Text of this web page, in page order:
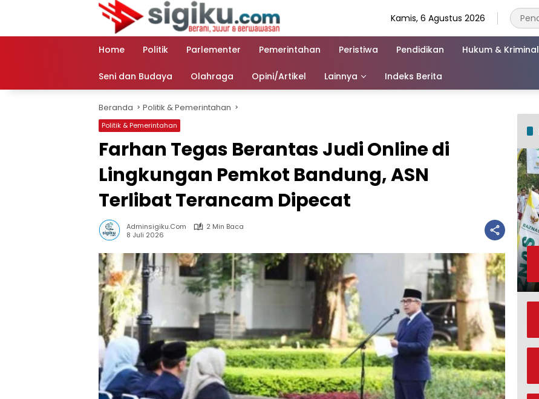
Kamis, 6 Agustus 2026
Home Politik Parlementer Pemerintahan Peristiwa Pendidikan Hukum & Kriminal
Seni dan Budaya Olahraga Opini/Artikel Lainnya Indeks Berita
Beranda Politik & Pemerintahan
Politik & Pemerintahan
Farhan Tegas Berantas Judi Online di
Lingkungan Pemkot Bandung, ASN
Terlibat Terancam Dipecat
Adminsigiku.com
2 Min Baca
8 Juli 2026